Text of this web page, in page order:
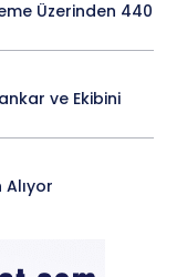
Üzerinden 440
ve Ekibini
Alıyor